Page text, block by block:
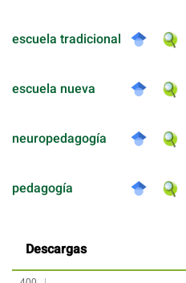
escuela tradicional
escuela nueva
neuropedagogía
pedagogía
Descargas